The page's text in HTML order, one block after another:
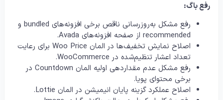
رفع باگ:
رفع مشکل به‌روزرسانی ناقص برخی افزونه‌های bundled و
recommended از صفحه افزونه‌های Avada.
اصلاح نمایش تخفیف‌ها در المان Woo Price برای رعایت
تعداد اعشار تنظیم‌شده در WooCommerce.
رفع مشکل عدم مقداردهی اولیه المان Countdown در
برخی محتوای پویا.
اصلاح عملکرد گزینه پایان انیمیشن در المان Lottie.